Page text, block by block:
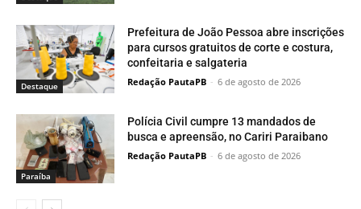
Destaque
Prefeitura de João Pessoa abre inscrições
para cursos gratuitos de corte e costura,
confeitaria e salgateria
Redação PautaPB - 6 de agosto de 2026
Paraí­ba
Polícia Civil cumpre 13 mandados de
busca e apreensão, no Cariri Paraibano
Redação PautaPB - 6 de agosto de 2026